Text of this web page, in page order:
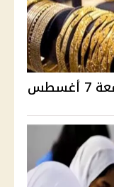
سعر الذهب في مصر اليوم الجمعة 7 أغسطس